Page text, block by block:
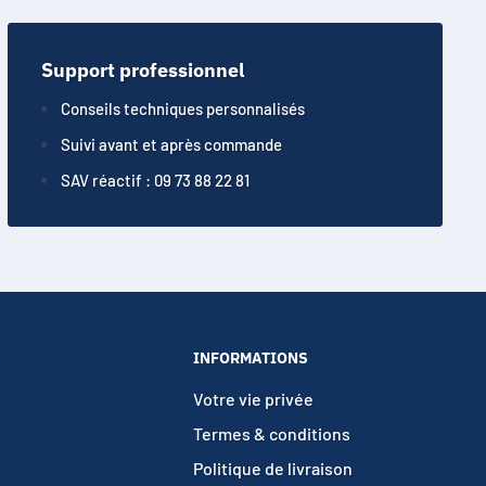
Support professionnel
Conseils techniques personnalisés
Suivi avant et après commande
SAV réactif : 09 73 88 22 81
INFORMATIONS
Votre vie privée
Termes & conditions
Politique de livraison